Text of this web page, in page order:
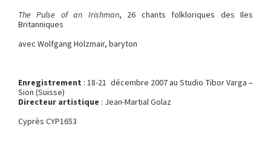
The Pulse of an Irishman, 26 chants folkloriques des Iles
Britanniques
avec Wolfgang Holzmair, baryton
Enregistrement : 18-21 décembre 2007 au Studio Tibor Varga –
Sion (Suisse)
Directeur artistique : Jean-Martial Golaz
Cyprès CYP1653